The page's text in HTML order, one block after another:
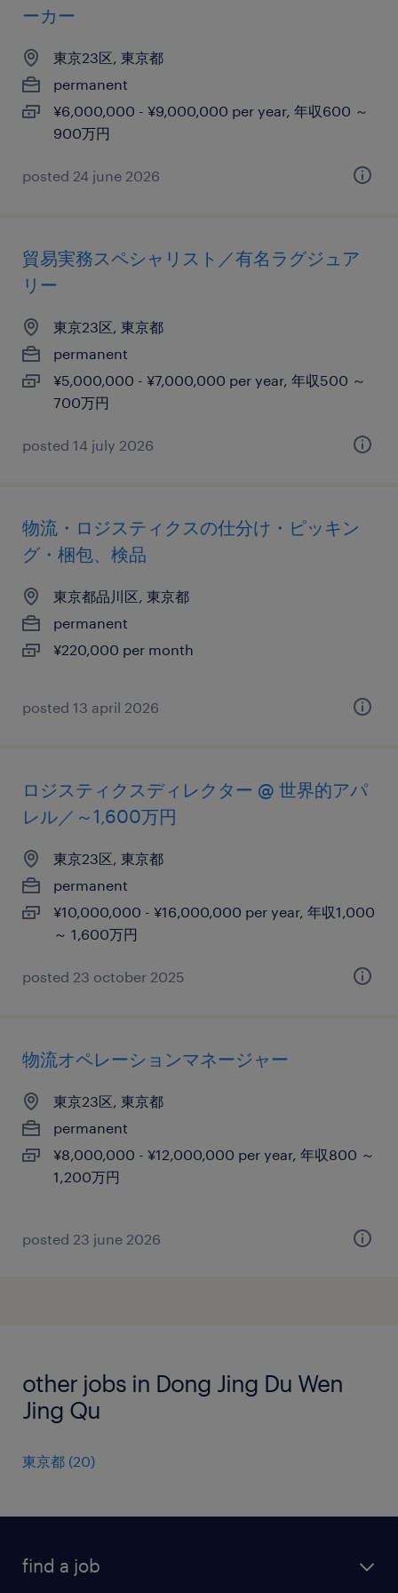
ーカー
東京23区, 東京都
permanent
¥6,000,000 - ¥9,000,000 per year, 年収600 ～
900万円
posted 24 june 2026
貿易実務スペシャリスト／有名ラグジュア
リー
東京23区, 東京都
permanent
¥5,000,000 - ¥7,000,000 per year, 年収500 ～
700万円
posted 14 july 2026
物流・ロジスティクスの仕分け・ピッキン
グ・梱包、検品
東京都品川区, 東京都
permanent
¥220,000 per month
posted 13 april 2026
ロジスティクスディレクター @ 世界的アパ
レル／～1,600万円
東京23区, 東京都
permanent
¥10,000,000 - ¥16,000,000 per year, 年収1,000
～ 1,600万円
posted 23 october 2025
物流オペレーションマネージャー
東京23区, 東京都
permanent
¥8,000,000 - ¥12,000,000 per year, 年収800 ～
1,200万円
posted 23 june 2026
other jobs in Dong Jing Du Wen
Jing Qu
東京都 (20)
find a job